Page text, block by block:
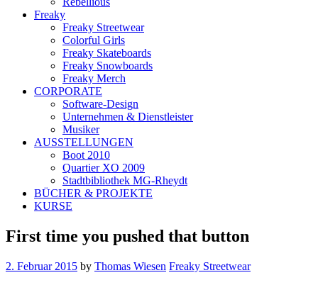
Freaky
Freaky Streetwear
Colorful Girls
Freaky Skateboards
Freaky Snowboards
Freaky Merch
CORPORATE
Software-Design
Unternehmen & Dienstleister
Musiker
AUSSTELLUNGEN
Boot 2010
Quartier XO 2009
Stadtbibliothek MG-Rheydt
BÜCHER & PROJEKTE
KURSE
First time you pushed that button
2. Februar 2015 by Thomas Wiesen Freaky Streetwear